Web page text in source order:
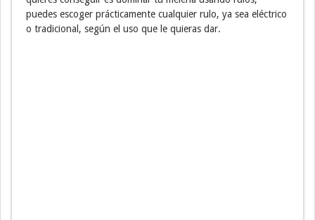
puedes escoger prácticamente cualquier rulo, ya sea eléctrico
o tradicional, según el uso que le quieras dar.